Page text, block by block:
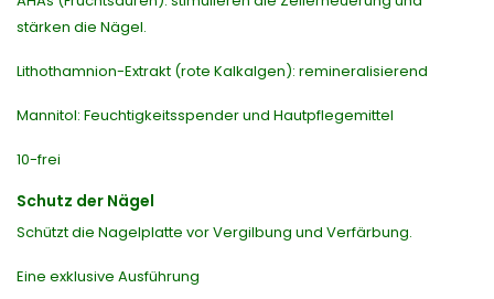
stärken die Nägel.
Lithothamnion-Extrakt (rote Kalkalgen): remineralisierend
Mannitol: Feuchtigkeitsspender und Hautpflegemittel
10-frei
Schutz der Nägel
Schützt die Nagelplatte vor Vergilbung und Verfärbung.
Eine exklusive Ausführung